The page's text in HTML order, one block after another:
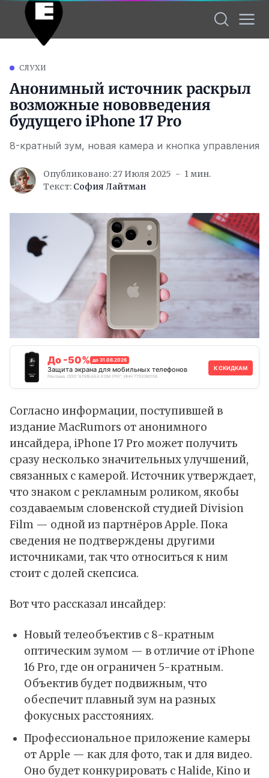
СЛУХИ
Анонимный источник раскрыл
возможные нововведения
будущего iPhone 17 Pro
8-кратный зум, новая камера и кнопка управления
Опубликовано: 27 Июля 2025
1 мин.
Текст: София Лайтман
До -50% до 31.08.2026
Защита экрана для мобильных телефонов
Реклама. ООО "АЛИБАБА.КОМ (РУ)", ИНН 7703380158
К СКИДКАМ
Согласно информации, поступившей в
издание MacRumors от анонимного
инсайдера, iPhone 17 Pro может получить
сразу несколько значительных улучшений,
связанных с камерой. Источник утверждает,
что знаком с рекламным роликом, якобы
создаваемым словенской студией Division
Film — одной из партнёровApple. Пока
сведения не подтверждены другими
источниками, так что относиться к ним
стоит с долей скепсиса.
Вот что рассказал инсайдер:
Новый телеобъектив с 8-кратным
оптическим зумом — в отличие от iPhone
16 Pro, где он ограничен 5-кратным.
Объектив будет подвижным, что
обеспечит плавный зум на разных
фокусных расстояниях.
Профессиональное приложение камеры
от Apple — как для фото, так и для видео.
Оно будет конкурировать с Halide, Kino и